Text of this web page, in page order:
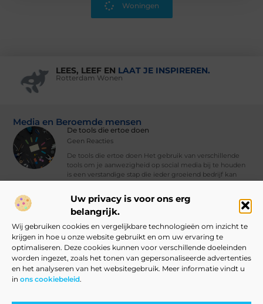
Uw privacy is voor ons erg
belangrijk.
Wij gebruiken cookies en vergelijkbare technologieën om inzicht te
krijgen in hoe u onze website gebruikt en om uw ervaring te
optimaliseren. Deze cookies kunnen voor verschillende doeleinden
worden ingezet, zoals het tonen van gepersonaliseerde advertenties
en het analyseren van het websitegebruik. Meer informatie vindt u
in ons cookiebeleid.
Woningen
LEES, LEEF EN LAAT JE INSPIREREN.
Rotterdam Wonen
Media en Beroemde mensen
De tools die ertoe doen
Geen Reacties
De tools die ertoe doen Het gebruik van verschillende
tools om je aanwezigheid op social media bij te houden
is een verstandige stap die ieder groeiend bedrijf kan
Vind Ons Hier :
Beroemdheden Uit de Media Partners Over ons Ons team
Contact Blog publiceren